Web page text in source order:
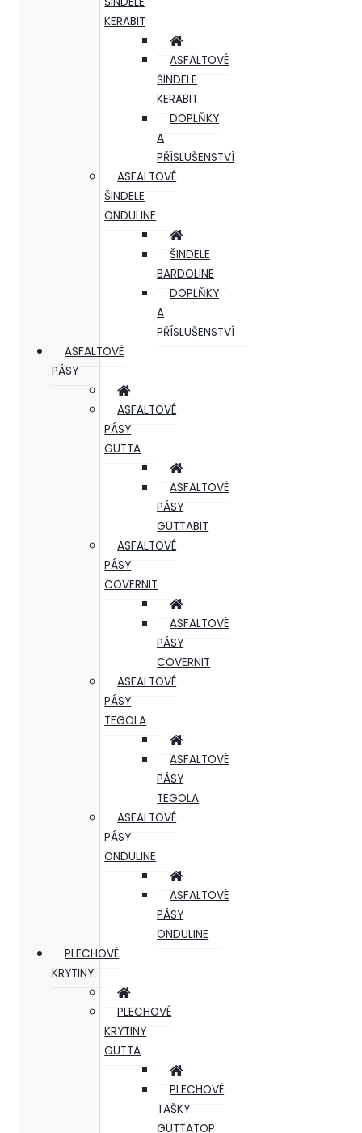
KERABIT
ASFALTOVÉ
ŠINDELE
KERABIT
DOPLŇKY
A
PŘÍSLUŠENSTVÍ
ASFALTOVÉ
ŠINDELE
ONDULINE
ŠINDELE
BARDOLINE
DOPLŇKY
A
PŘÍSLUŠENSTVÍ
ASFALTOVÉ
PÁSY
ASFALTOVÉ
PÁSY
GUTTA
ASFALTOVÉ
PÁSY
GUTTABIT
ASFALTOVÉ
PÁSY
COVERNIT
ASFALTOVÉ
PÁSY
COVERNIT
ASFALTOVÉ
PÁSY
TEGOLA
ASFALTOVÉ
PÁSY
TEGOLA
ASFALTOVÉ
PÁSY
ONDULINE
ASFALTOVÉ
PÁSY
ONDULINE
PLECHOVÉ
KRYTINY
PLECHOVÉ
KRYTINY
GUTTA
PLECHOVÉ
TAŠKY
GUTTATOP